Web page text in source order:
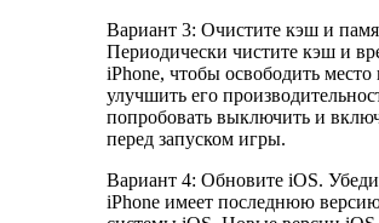
Вариант 3: Очистите кэш и
Периодически чистите кэш и
iPhone, чтобы освободить место
улучшить его
попробовать выключить и
перед запуском игры.
Вариант 4: Обновите iOS.
iPhone имеет последнюю